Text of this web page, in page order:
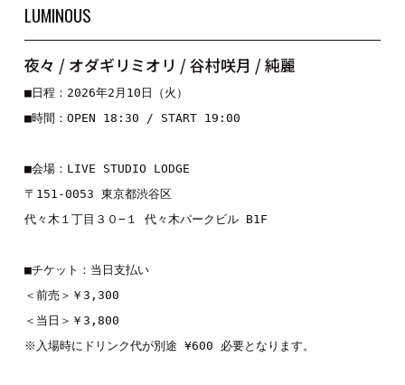
LUMINOUS
夜々 / オダギリミオリ / 谷村咲月 / 純麗
■日程：2026年2月10日（火）
■時間：OPEN 18:30 / START 19:00
■会場：LIVE STUDIO LODGE
〒151-0053 東京都渋谷区
代々木１丁目３０−１ 代々木パークビル B1F
■チケット：当日支払い
＜前売＞￥3,300
＜当日＞￥3,800
※入場時にドリンク代が別途 ¥600 必要となります。